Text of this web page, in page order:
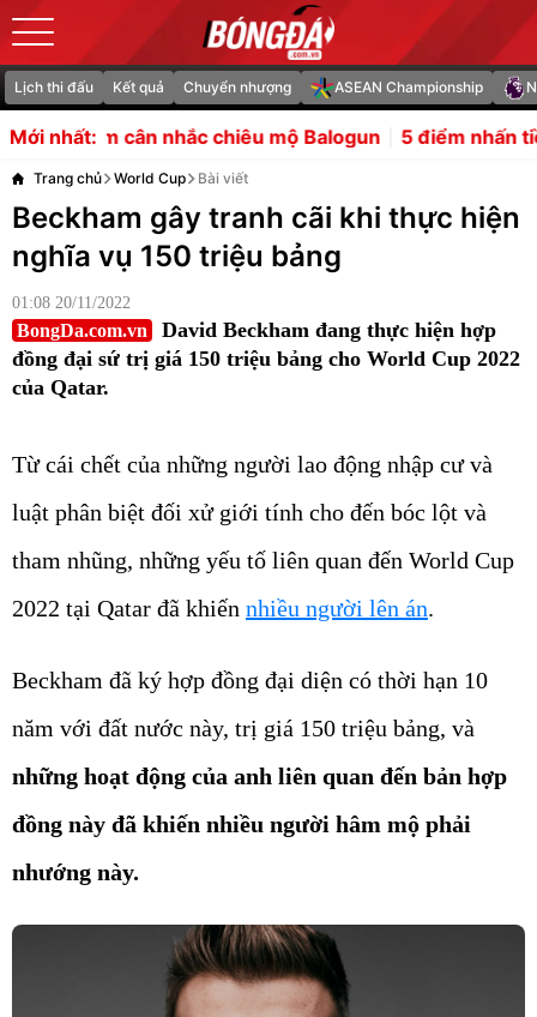
Lịch thi đấu Kết quả Chuyển nhượng ASEAN Championship
Mới nhất:
chiêu mộ Balogun 5 điểm nhấn tiền mùa giải Ngoại
Trang chủ World Cup Bài viết
Beckham gây tranh cãi khi thực hiện
nghĩa vụ 150 triệu bảng
01:08 20/11/2022
BongDa.com.vn
David Beckham đang thực hiện hợp
đồng đại sứ trị giá 150 triệu bảng cho World Cup 2022
của Qatar.
Từ cái chết của những người lao động nhập cư và
luật phân biệt đối xử giới tính cho đến bóc lột và
tham nhũng, những yếu tố liên quan đến World Cup
2022 tại Qatar đã khiến nhiều người lên án.
Beckham đã ký hợp đồng đại diện có thời hạn 10
năm với đất nước này, trị giá 150 triệu bảng, và
những hoạt động của anh liên quan đến bản hợp
đồng này đã khiến nhiều người hâm mộ phải
nhướng này.